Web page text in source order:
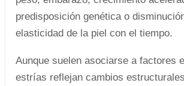
predisposición genética o
elasticidad de la piel con el tiempo.
Aunque suelen asociarse a factores
estrías reflejan cambios